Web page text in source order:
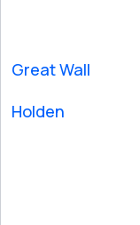
Great Wall
Holden